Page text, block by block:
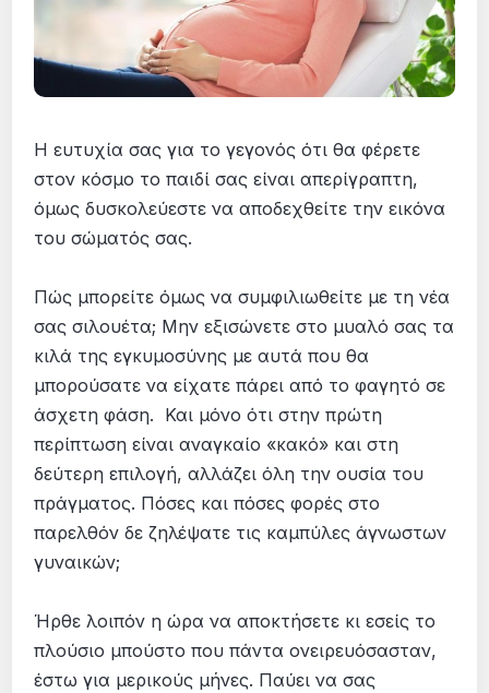
Η ευτυχία σας για το γεγονός ότι θα φέρετε
στον κόσμο το παιδί σας είναι απερίγραπτη,
όμως δυσκολεύεστε να αποδεχθείτε την εικόνα
του σώματός σας.
Πώς μπορείτε όμως να συμφιλιωθείτε με τη νέα
σας σιλουέτα; Μην εξισώνετε στο μυαλό σας τα
κιλά της εγκυμοσύνης με αυτά που θα
μπορούσατε να είχατε πάρει από το φαγητό σε
άσχετη φάση. Και μόνο ότι στην πρώτη
περίπτωση είναι αναγκαίο «κακό» και στη
δεύτερη επιλογή, αλλάζει όλη την ουσία του
πράγματος. Πόσες και πόσες φορές στο
παρελθόν δε ζηλέψατε τις καμπύλες άγνωστων
γυναικών;
Ήρθε λοιπόν η ώρα να αποκτήσετε κι εσείς το
πλούσιο μπούστο που πάντα ονειρευόσασταν,
έστω για μερικούς μήνες. Παύει να σας